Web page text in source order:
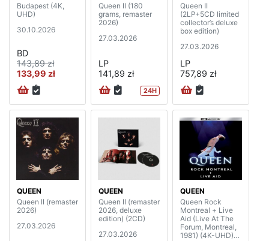
Budapest (4K,
UHD)
30.10.2026
BD
143,89 zł
133,99 zł
Queen II (180
grams, remaster
2026)
27.03.2026
LP
141,89 zł
24H
Queen II
(2LP+5CD limited
collector’s deluxe
box edition)
27.03.2026
LP
757,89 zł
QUEEN
Queen II (remaster
2026)
27.03.2026
QUEEN
Queen II (remaster
2026, deluxe
edition) (2CD)
27.03.2026
QUEEN
Queen Rock
Montreal + Live
Aid (Live At The
Forum, Montreal,
1981) (4K-UHD)